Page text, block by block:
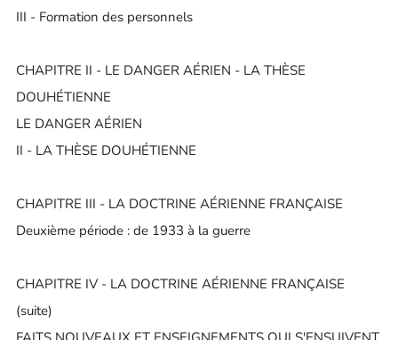
III - Formation des personnels
CHAPITRE II - LE DANGER AÉRIEN - LA THÈSE
DOUHÉTIENNE
LE DANGER AÉRIEN
II - LA THÈSE DOUHÉTIENNE
CHAPITRE III - LA DOCTRINE AÉRIENNE FRANÇAISE
Deuxième période : de 1933 à la guerre
CHAPITRE IV - LA DOCTRINE AÉRIENNE FRANÇAISE
(suite)